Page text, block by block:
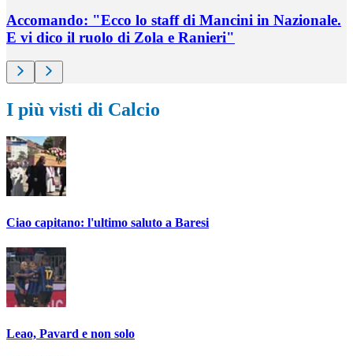
Accomando: "Ecco lo staff di Mancini in Nazionale.
E vi dico il ruolo di Zola e Ranieri"
I più visti di Calcio
Ciao capitano: l'ultimo saluto a Baresi
Leao, Pavard e non solo